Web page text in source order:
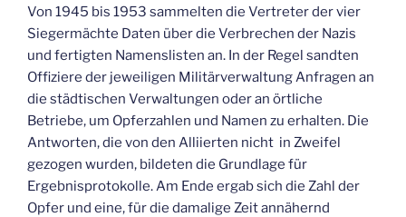
Von 1945 bis 1953 sammelten die Vertreter der vier
Siegermächte Daten über die Verbrechen der Nazis
und fertigten Namenslisten an. In der Regel sandten
Offiziere der jeweiligen Militärverwaltung Anfragen an
die städtischen Verwaltungen oder an örtliche
Betriebe, um Opferzahlen und Namen zu erhalten. Die
Antworten, die von den Alliierten nicht in Zweifel
gezogen wurden, bildeten die Grundlage für
Ergebnisprotokolle. Am Ende ergab sich die Zahl der
Opfer und eine, für die damalige Zeit annähernd